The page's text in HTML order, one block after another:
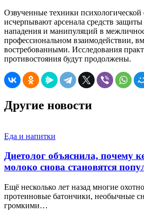
Озвученные техники
исчерпывают арсенала средств защиты
нападения и манипуляций в
профессиональном взаимодействии,
востребованными. Исследования
противостояния будут продолжены.
Другие новости
Еда и напитки
Диетолог объяснила, почему
молоко снова становятся
Ещё несколько лет назад многие
протеиновые батончики, необычные
громкими…